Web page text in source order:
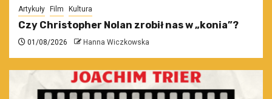
Artykuły Film Kultura
Czy Christopher Nolan zrobił nas w „konia”?
01/08/2026 Hanna Wiczkowska